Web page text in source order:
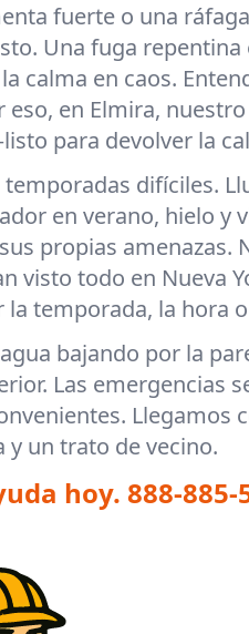
fuerte o una
Una fuga repentina
calma en caos.
eso, en Elmira,
para devolver la
difíciles.
en verano, hielo y
propias amenazas.
visto todo en Nueva
temporada, la hora
bajando por la
Las emergencias
Llegamos
un trato de vecino.
hoy. 888-885-